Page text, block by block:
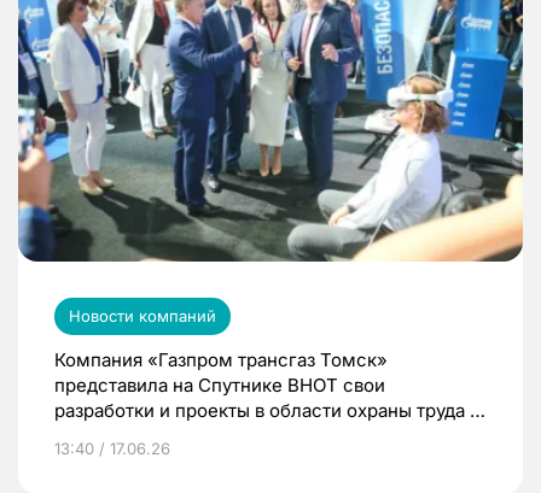
Новости компаний
Компания «Газпром трансгаз Томск»
представила на Спутнике ВНОТ свои
разработки и проекты в области охраны труда и
13:40 / 17.06.26